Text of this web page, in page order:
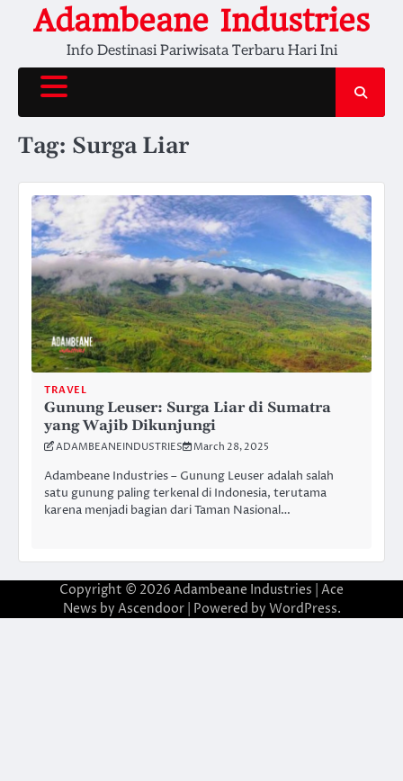
Adambeane Industries
Info Destinasi Pariwisata Terbaru Hari Ini
Tag: Surga Liar
TRAVEL
Gunung Leuser: Surga Liar di Sumatra
yang Wajib Dikunjungi
ADAMBEANEINDUSTRIES March 28, 2025
Adambeane Industries – Gunung Leuser adalah salah
satu gunung paling terkenal di Indonesia, terutama
karena menjadi bagian dari Taman Nasional…
Copyright © 2026 Adambeane Industries | Ace
News by Ascendoor| Powered by WordPress.